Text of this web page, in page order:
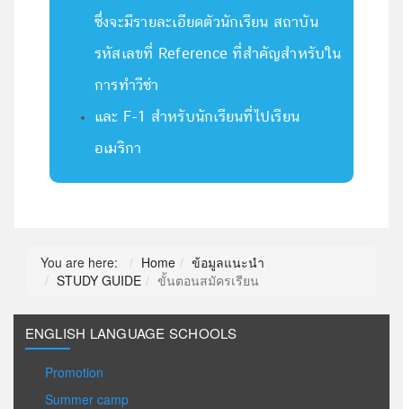
ซึ่งจะมีรายละเอียดตัวนักเรียน สถาบัน
รหัสเลขที่ Reference ที่สำคัญสำหรับใน
การทำวีซ่า
และ F-1 สำหรับนักเรียนที่ไปเรียน
อเมริกา
You are here: Home
ข้อมูลแนะนำ
STUDY GUIDE
ขั้นตอนสมัครเรียน
ENGLISH LANGUAGE SCHOOLS
Promotion
Summer camp